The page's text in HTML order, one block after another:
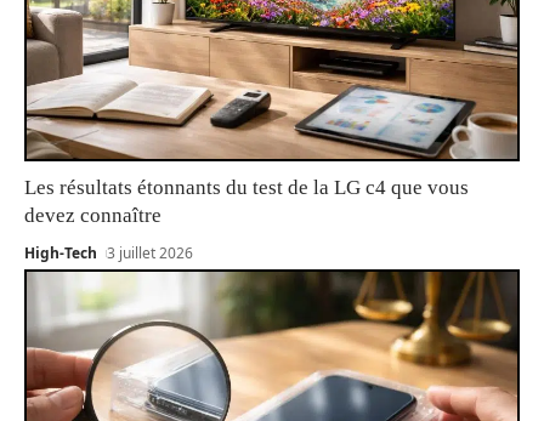
Les résultats étonnants du test de la LG c4 que vous
devez connaître
High-Tech 3 juillet 2026